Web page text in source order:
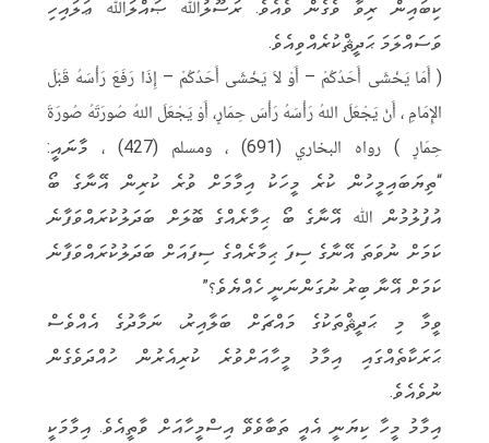
ކިބައިން ރިވާ ވެގެން ވެއެވެ. ރަސޫލުﷲ ޞައްލަﷲ ޢަލައިހި
ވަސައްލަމަ ޙަދީޘްކުރެއްވިއެވެ.
( أَمَا يَخْشَى أَحَدُكُمْ – أَوْ لاَ يَخْشَى أَحَدُكُمْ – إِذَا رَفَعَ رَأْسَهُ قَبْلَ
الإِمَامِ ، أَنْ يَجْعَلَ اللهُ رَأْسَهُ رَأْسَ حِمَارٍ، أَوْ يَجْعَلَ اللهُ صُورَتَهُ صُورَةَ
حِمَارٍ ) رواه البخاري (691) ، ومسلم (427) ، މާނައީ:
“ތިޔަބައިމީހުން ކުރެ މީހަކު އިމާމަށް ވުރެ ކުރިން އޭނާގެ ބޯ
އުފުލުމުން ﷲ އޭނާގެ ބޯ ޙިމާރެއްގެ ބޮލަށް ބަދަލުކުރައްވަފާނެ
ކަމަށް ނުވަތަ އޭނާގެ ސިފަ ޙިމާރެއްގެ ސިފައަށް ބަދަލުކުރައްވަފާނެ
ކަމަށް އޭނާ ބިރު ނުގަންނަނީ ހެއްޔެވެ؟”
ވީމާ މި ޙަދީޘްތަކުގެ މައްޗަށް ބަލާއިރު، ނަމާދުގެ އެއްވެސް
ޙަރަކާތެއްގައި އިމާމު މީހާއަށްވުރެ ކުރިއެރުން ހުއްދަވެގެން
ނުވެއެވެ.
އިމާމު މީހާ ކިޔަނީ އެއީ ތަބާވެވޭ އިސްމީހާއަށް ވާތީއެވެ. އިމާމަކީ